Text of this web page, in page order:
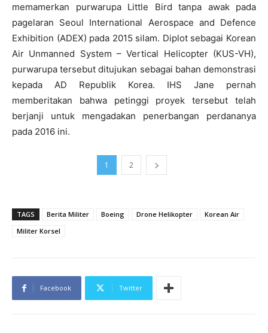
memamerkan purwarupa Little Bird tanpa awak pada
pagelaran Seoul International Aerospace and Defence
Exhibition (ADEX) pada 2015 silam. Diplot sebagai Korean
Air Unmanned System – Vertical Helicopter (KUS-VH),
purwarupa tersebut ditujukan sebagai bahan demonstrasi
kepada AD Republik Korea. IHS Jane pernah
memberitakan bahwa petinggi proyek tersebut telah
berjanji untuk mengadakan penerbangan perdananya
pada 2016 ini.
1 2
TAGS Berita Militer Boeing Drone Helikopter
Korean Air
Militer Korsel
Facebook Twitter